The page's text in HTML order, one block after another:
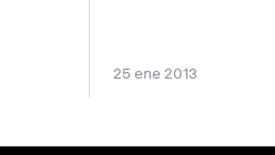
25 ene 2013